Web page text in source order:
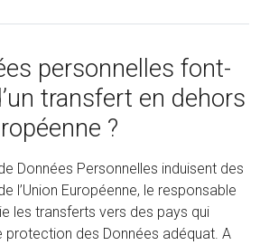
personnelles font-
transfert en dehors
?
Données Personnelles induisent des
l’Union Européenne, le responsable
les transferts vers des pays qui
protection des Données adéquat. A